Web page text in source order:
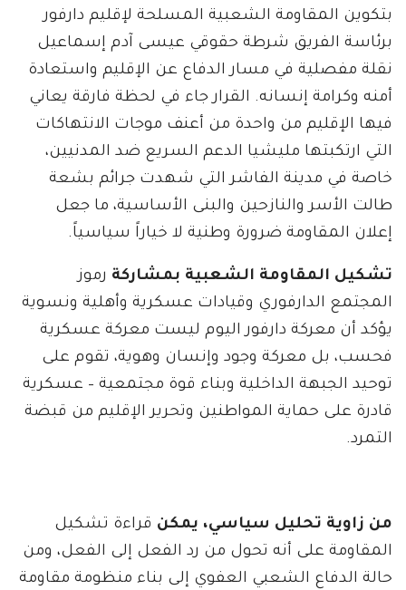
بتكوين المقاومة الشعبية المسلحة لإقليم دارفور
برئاسة الفريق شرطة حقوقي عيسى آدم إسماعيل
نقلة مفصلية في مسار الدفاع عن الإقليم واستعادة
أمنه وكرامة إنسانه. القرار جاء في لحظة فارقة يعاني
فيها الإقليم من واحدة من أعنف موجات الانتهاكات
التي ارتكبتها مليشيا الدعم السريع ضد المدنيين،
خاصة في مدينة الفاشر التي شهدت جرائم بشعة
طالت الأسر والنازحين والبنى الأساسية، ما جعل
إعلان المقاومة ضرورة وطنية لا خياراً سياسياً.
تشكيل المقاومة الشعبية بمشاركة رموز
المجتمع الدارفوري وقيادات عسكرية وأهلية ونسوية
يؤكد أن معركة دارفور اليوم ليست معركة عسكرية
فحسب، بل معركة وجود وإنسان وهوية، تقوم على
توحيد الجبهة الداخلية وبناء قوة مجتمعية – عسكرية
قادرة على حماية المواطنين وتحرير الإقليم من قبضة
التمرد.
من زاوية تحليل سياسي، يمكن قراءة تشكيل
المقاومة على أنه تحول من رد الفعل إلى الفعل، ومن
حالة الدفاع الشعبي العفوي إلى بناء منظومة مقاومة